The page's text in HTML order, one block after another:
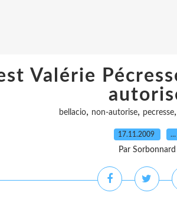
Valérie
bellacio, non-autorise, pecresse,
17.11.2009 …
Par Sorbonnard